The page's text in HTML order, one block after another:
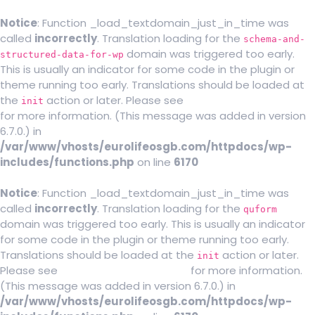
Notice: Function _load_textdomain_just_in_time was
called incorrectly. Translation loading for the schema-and-
structured-data-for-wp domain was triggered too early.
This is usually an indicator for some code in the plugin or
theme running too early. Translations should be loaded at
the init action or later. Please see
for more information. (This message was added in version
6.7.0.) in
/var/www/vhosts/eurolifeosgb.com/httpdocs/wp-
includes/functions.php on line 6170
Notice: Function _load_textdomain_just_in_time was
called incorrectly. Translation loading for the quform
domain was triggered too early. This is usually an indicator
for some code in the plugin or theme running too early.
Translations should be loaded at the init action or later.
Please see
for more information.
(This message was added in version 6.7.0.) in
/var/www/vhosts/eurolifeosgb.com/httpdocs/wp-